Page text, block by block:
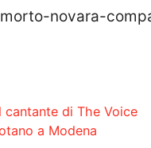
novara-
di The Voice
a Modena